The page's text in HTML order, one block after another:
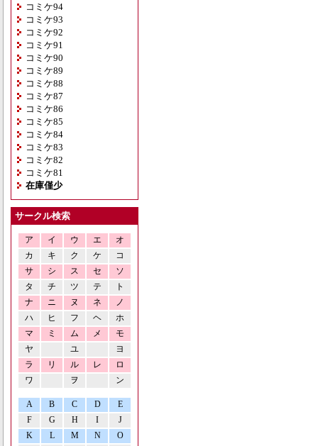
コミケ94
コミケ93
コミケ92
コミケ91
コミケ90
コミケ89
コミケ88
コミケ87
コミケ86
コミケ85
コミケ84
コミケ83
コミケ82
コミケ81
在庫僅少
サークル検索
ア イ ウ エ
オ
カ
キ ク ケ
コ
サ
シ ス セ
ソ
タ
チ ツ テ
ト
ナ
ニ ヌ ネ
ノ
ハ
ヒ フ ヘ
ホ
マ
ミ ム メ
モ
ヤ
ユ
ヨ
ラ
リ ル レ
ロ
ワ
ヲ ン
A B C D
E
F
G H I
J
K
L M N O